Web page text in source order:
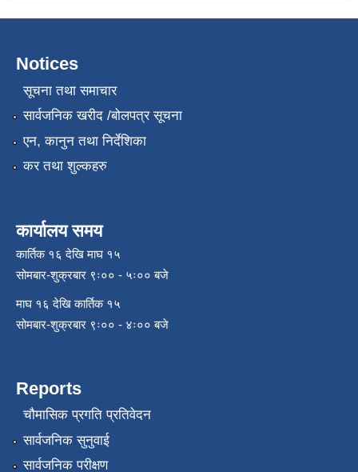
Notices
सूचना तथा समाचार
सार्वजनिक खरीद /बोलपत्र सूचना
एन, कानुन तथा निर्देशिका
कर तथा शुल्कहरु
कार्यालय समय
कार्तिक १६ देखि माघ १५
सोमबार-शुक्रबार ९ः०० - ५ः०० बजे
माघ १६ देखि कार्तिक १५
सोमबार-शुक्रबार ९ः०० - ४ः०० बजे
Reports
चौमासिक प्रगति प्रतिवेदन
सार्वजनिक सुनुवाई
सार्वजनिक परीक्षण